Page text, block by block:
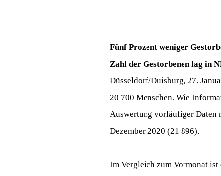
Fünf Prozent weniger
Zahl der Gestorbenen lag in
Düsseldorf/Duisburg, 27.
20 700 Menschen. Wie
Auswertung vorläufiger Daten
Dezember 2020 (21 896).
Im Vergleich zum Vormonat